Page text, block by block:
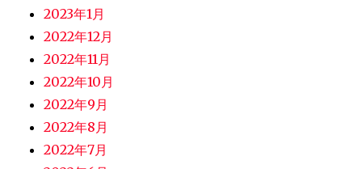
2023年1月
2022年12月
2022年11月
2022年10月
2022年9月
2022年8月
2022年7月